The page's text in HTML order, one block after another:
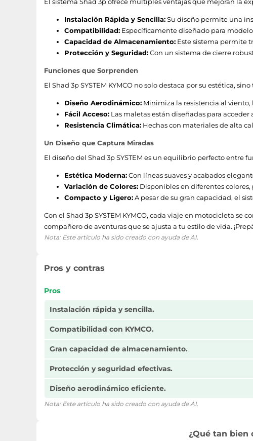
Instalación Rápida y Sencilla:Su diseño permite una
Compatibilidad: Específicamente diseñado para
Capacidad de Almacenamiento: Este sistema permite
Protección y Seguridad:Con un sistema de cierre
Funciones que Sorprenden
El Shad 3p SYSTEM KYMCO no solo destaca por su estética,
Diseño Aerodinámico: Minimiza la resistencia al
Fácil Acceso: Las maletas están diseñadas para
Resistencia Climática: Hechas con materiales de alta
Un Diseño que Captura Miradas
El diseño del Shad 3p SYSTEM es un equilibrio perfecto entre
Estética Moderna:Con líneas suaves y acabados
Variación de Colores: Disponibles en diferentes
Compacto y Ligero:A pesar de su gran capacidad, el
Con el Shad 3p SYSTEM KYMCO, cada viaje en motocicleta
compañero de aventuras que se ajusta a tu estilo de vida.
Nota: Este artículo ha sido creado con ayuda de AI.
Pros y contras
Pros
Instalación rápida y sencilla.
Compatibilidad con KYMCO.
Gran capacidad de almacenamiento.
Protección y seguridad efectivas.
Diseño aerodinámico eficiente.
Nota: Este artículo ha sido creado con ayuda de AI.
¿Qué tan bien